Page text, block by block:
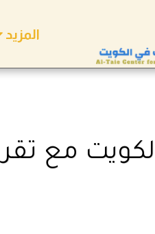
المزيد
مع